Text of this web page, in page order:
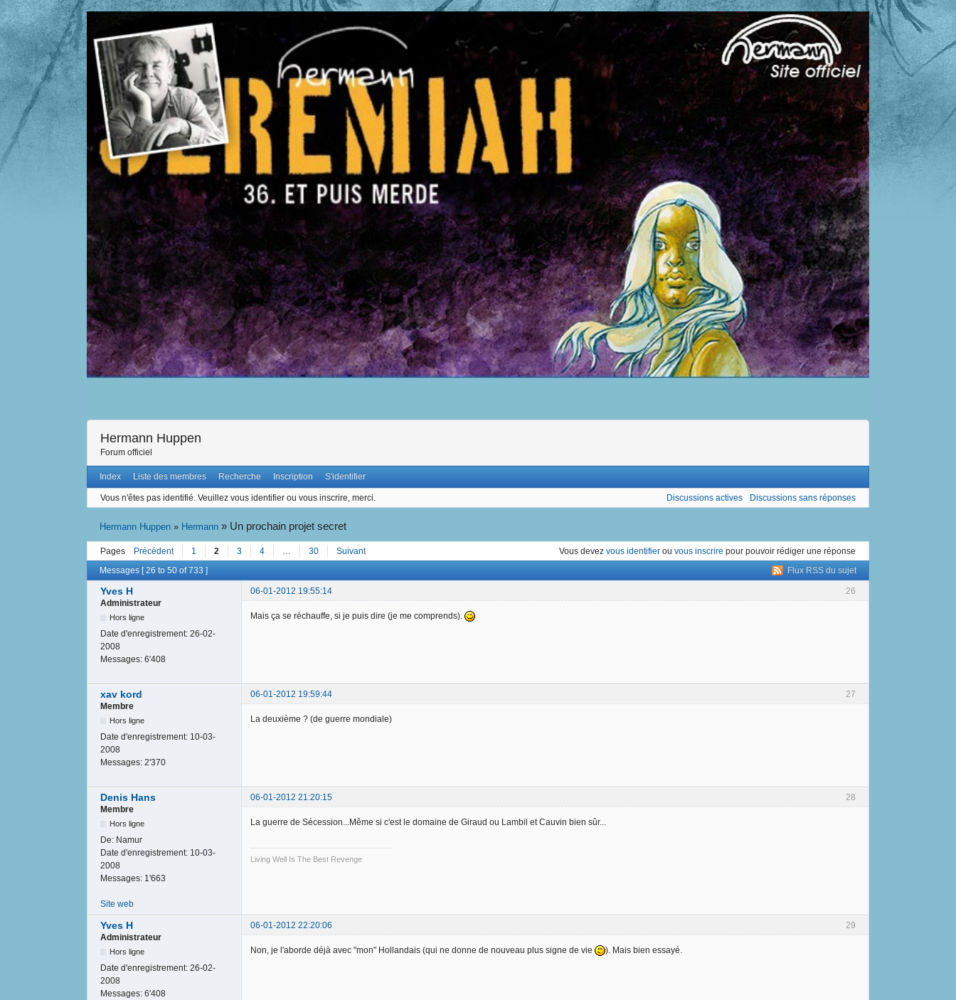
Hermann Huppen
Forum officiel
Index Liste des membres Recherche Inscription S'identifier
Vous n'êtes pas identifié. Veuillez vous identifier ou vous inscrire, merci. Discussions actives Discussions sans réponses
Hermann Huppen » Hermann » Un prochain projet secret
Pages Précédent 1 2 3 4 30 Suivant Vous devez vous identifier ou vous inscrire pour pouvoir rédiger une réponse
Flux RSS du sujet
Messages [ 26 to 50 of 733 ]
26
Yves H
06-01-2012 19:55:14
Administrateur
Hors ligne
Date d'enregistrement: 26-02-
2008
Messages: 6'408
Mais ça se réchauffe, si je puis dire (je me comprends).
27
xav kord
06-01-2012 19:59:44
Membre
Hors ligne
Date d'enregistrement: 10-03-
2008
Messages: 2'370
La deuxième ? (de guerre mondiale)
28
Denis Hans
06-01-2012 21:20:15
Membre
Hors ligne
De: Namur
Date d'enregistrement: 10-03-
2008
Messages: 1'663
La guerre de Sécession...Même si c'est le domaine de Giraud ou Lambil et Cauvin bien sûr...
Living Well Is The Best Revenge
Site web
29
Yves H
06-01-2012 22:20:06
Administrateur
Hors ligne
Date d'enregistrement: 26-02-
2008
Messages: 6'408
Non, je l'aborde déjà avec "mon" Hollandais (qui ne donne de nouveau plus signe de vie ). Mais bien essayé.